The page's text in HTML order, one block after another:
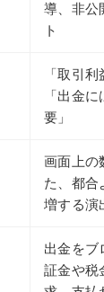
導、非公
ト
「取引
「出金
要」
画面上の
た、都合
増する演
出金をブ
証金や税